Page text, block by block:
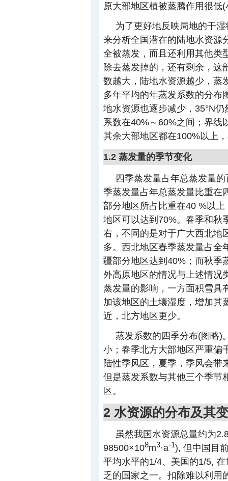
原大部地区植被蒸腾作用很低
为了更好地反映局地的干
来分析全国潜在的陆地水资源
全被蒸发，而且还利用其他类
除去蒸发掉的，还有剩余，这
数越大，陆地水资源越少，蒸
多年平均的年蒸发系数的分布
地水资源也逐步减少，35°N
系数在40%～60%之间；界线
其余大部地区都在100%以上
1.2 蒸发量的季节变化
四季蒸发量占年总蒸发量
季蒸发量占年总蒸发量比重在
部分地区所占比重在40 %以
地区可以达到70%。春季和秋
右，不同的是对于广大西北地
多。西北地区春季蒸发量占全
疆部分地区达到40%；而秋季
外高原地区的情况与上述情况
蒸发量的影响，一方面积雪具
加该地区的土壤湿度，增加其
近，北方地区更少。
蒸发系数的四季分布(图略)
小；春季北方大部地区严重偏
陆性季风区，夏季，季风会带
但是蒸发系数与其他三个季节
区。
2 水资源的分布及其
虽然我国水资源总量约为
98500×108m3·a-1), 但中国目
平均水平的1/4、美国的1/5,
乏的国家之一。扣除难以利用